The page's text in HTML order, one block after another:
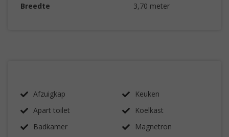
Breedte
3,70 meter
Afzuigkap
Apart toilet
Badkamer
Keuken
Koelkast
Magnetron